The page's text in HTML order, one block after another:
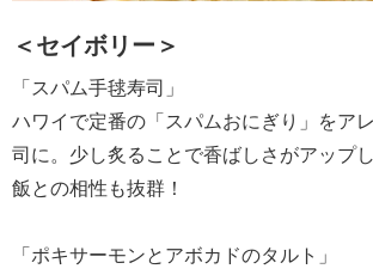
＜セイボリー＞
「スパム手毬寿司」
ハワイで定番の「スパムおにぎり」をア
司に。少し炙ることで香ばしさがアップ
飯との相性も抜群！
「ポキサーモンとアボカドのタルト」